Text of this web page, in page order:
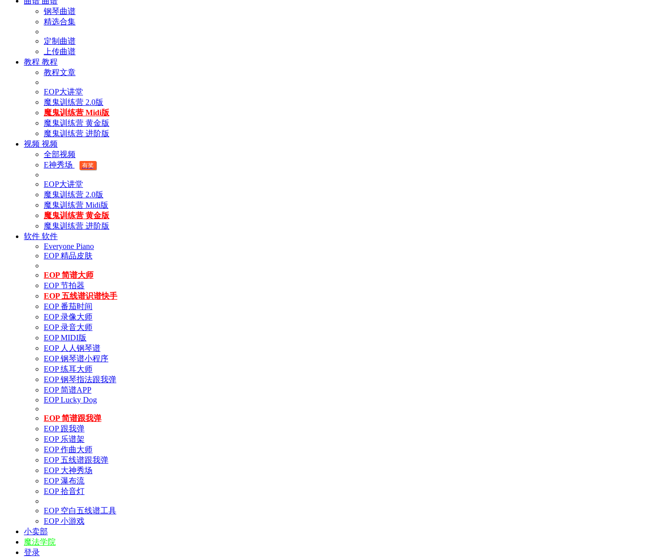
钢琴曲谱
精选合集
定制曲谱
上传曲谱
教程 教程
教程文章
EOP大讲堂
魔鬼训练营 2.0版
魔鬼训练营 Midi版
魔鬼训练营 黄金版
魔鬼训练营 进阶版
视频 视频
全部视频
E神秀场
有奖
EOP大讲堂
魔鬼训练营 2.0版
魔鬼训练营 Midi版
魔鬼训练营 黄金版
魔鬼训练营 进阶版
软件 软件
Everyone Piano
EOP 精品皮肤
EOP 简谱大师
EOP 节拍器
EOP 五线谱识谱快手
EOP 番茄时间
EOP 录像大师
EOP 录音大师
EOP MIDI版
EOP 人人钢琴谱
EOP 钢琴谱小程序
EOP 练耳大师
EOP 钢琴指法跟我弹
EOP 简谱APP
EOP Lucky Dog
EOP 简谱跟我弹
EOP 跟我弹
EOP 乐谱架
EOP 作曲大师
EOP 五线谱跟我弹
EOP 大神秀场
EOP 瀑布流
EOP 拾音灯
EOP 空白五线谱工具
EOP 小游戏
小卖部
魔法学院
登录